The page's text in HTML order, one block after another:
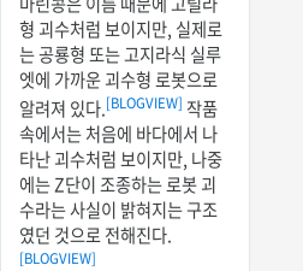
형 괴수처럼 보이지만, 실제로
는 공룡형 또는 고지라식 실루
엣에 가까운 괴수형 로봇으로
알려져 있다.[BLOGVIEW] 작품
속에서는 처음에 바다에서 나
타난 괴수처럼 보이지만, 나중
에는 Z단이 조종하는 로봇 괴
수라는 사실이 밝혀지는 구조
였던 것으로 전해진다.
[BLOGVIEW]